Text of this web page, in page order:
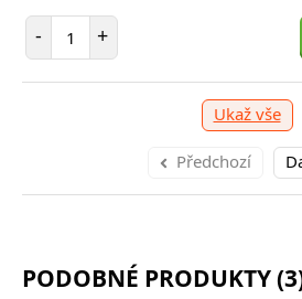
- Počet položek
+
Ukaž vše
Předchozí
PODOBNÉ PRODUKTY